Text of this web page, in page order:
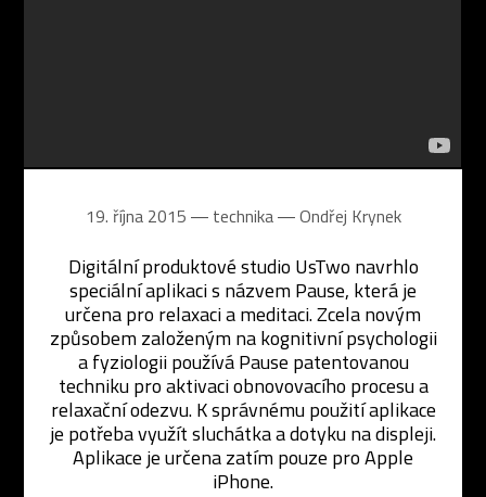
19. října 2015 ― technika ―Ondřej Krynek
Digitální produktové studio UsTwo navrhlo
speciální aplikaci s názvem Pause, která je
určena pro relaxaci a meditaci. Zcela novým
způsobem založeným na kognitivní psychologii
a fyziologii používá Pause patentovanou
techniku pro aktivaci obnovovacího procesu a
relaxační odezvu. K správnému použití aplikace
je potřeba využít sluchátka a dotyku na displeji.
Aplikace je určena zatím pouze pro Apple
iPhone.